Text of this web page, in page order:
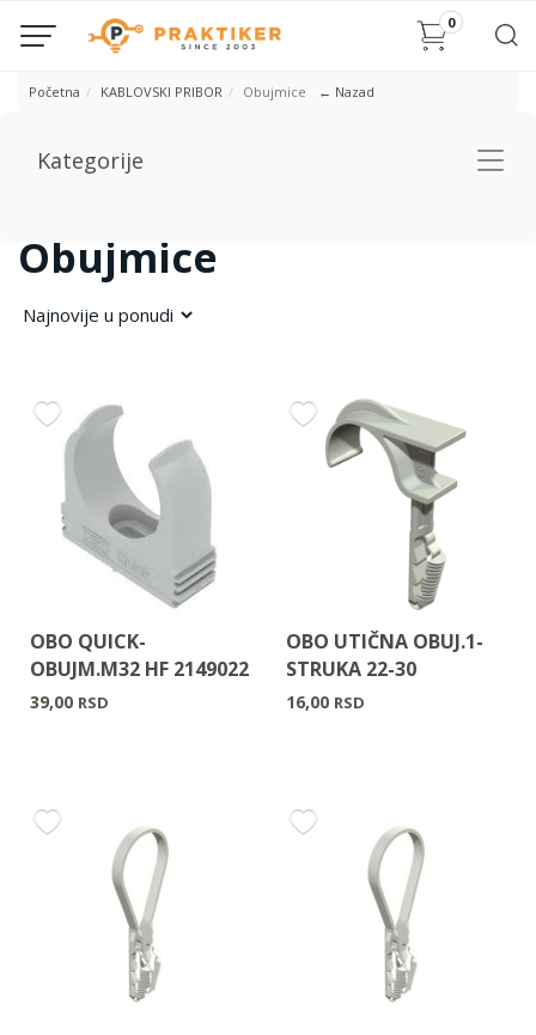
0
Početna KABLOVSKI PRIBOR Obujmice ← Nazad
Kategorije
Obujmice
OBO QUICK-
OBUJM.M32 HF 2149022
39,00 RSD
OBO UTIČNA OBUJ.1-
STRUKA 22-30
16,00 RSD